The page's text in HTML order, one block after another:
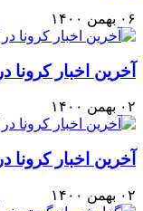
۰۶ بهمن ۱۴۰۰
آخرين اخبار كرونا در
۰۲ بهمن ۱۴۰۰
آخرين اخبار كرونا در
۰۲ بهمن ۱۴۰۰